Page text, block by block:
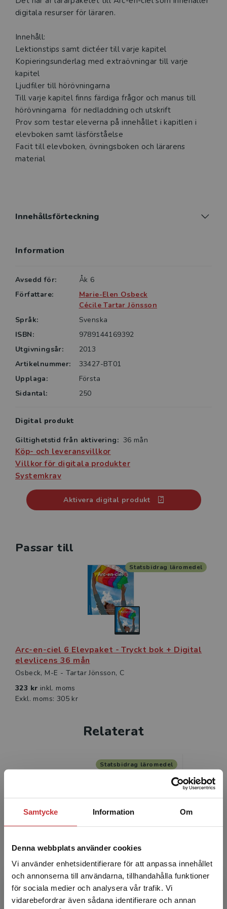
Samtycke Information Om
Denna webbplats använder cookies
Vi använder enhetsidentifierare för att anpassa innehållet
och annonserna till användarna, tillhandahålla funktioner
för sociala medier och analysera vår trafik. Vi
vidarebefordrar även sådana identifierare och annan
Begränsad fraktregion
digitala resurser för läraren.
Innehåll:
Lektionstips samt dictéer till varje kapitel
Kopieringsunderlag med extraövningar till varje
kapitel
Ljudfiler till hörövningarna
Till varje kapitel finns färdiga frågor och manus till
hörövningarna för nedladdning och utskrift
Prov som testar eleverna på innehållet i kapitlen i
elevboken samt läsförståelse
Facit till elevboken, övningsboken och lärarens
material
Innehållsförteckning
Information
Avsedd för:
Åk 6
Författare:
Marie-Elen Osbeck
Cécile Tartar Jönsson
Språk:
Svenska
ISBN:
9789144169392
Utgivningsår:
2013
Artikelnummer:
33427-BT01
Upplaga:
Första
Sidantal:
250
Digital produkt
Giltighetstid från aktivering: 36 mån
Köp- och leveransvillkor
Villkor för digitala produkter
Systemkrav
Aktivera digital produkt
Passar till
Arc-en-ciel 6 Elevpaket - Tryckt bok + Digital
elevlicens 36 mån
Osbeck, M-E - Tartar Jönsson, C
323 kr inkl. moms
Exkl. moms: 305 kr
Statsbidrag läromedel
Relaterat
Arc-en-ciel 7 Lärarpaket -
Tryckt bok + Digital lärarlicens
36 mån
Osbeck, M-E - Tartar Jönsson, C
Statsbidrag läromedel
Tryckt
Osbeck,